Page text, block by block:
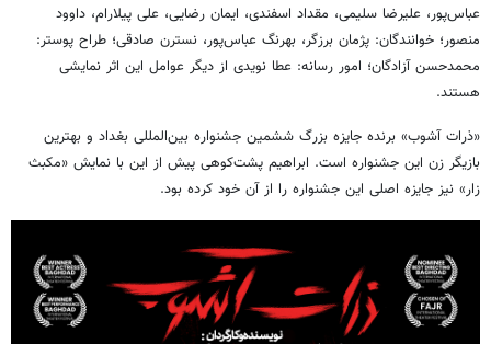
عباس‌پور، علیرضا سلیمی، مقداد اسفندی، ایمان رضایی، علی پیلارام، داوود
منصور؛ خوانندگان: پژمان برزگر، بهرنگ عباس‌پور، نسترن صادقی؛ طراح پوستر:
محمدحسن آزادگان؛ امور رسانه: عطا نویدی از دیگر عوامل این اثر نمایشی
هستند.
«ذرات آشوب» برنده جایزه بزرگ ششمین جشنواره بین‌المللی بغداد و بهترین
بازیگر زن این جشنواره است. ابراهیم پشت‌کوهی پیش از این با نمایش «مکبث
زار» نیز جایزه اصلی این جشنواره را از آن خود کرده بود.